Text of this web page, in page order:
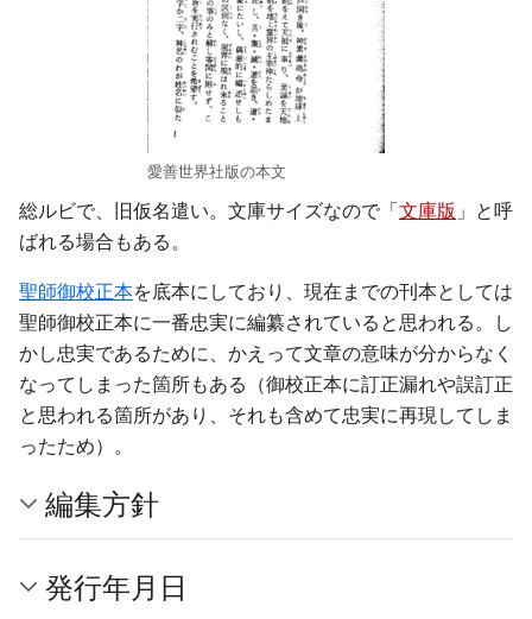
愛善世界社版の本文
総ルビで、旧仮名遣い。文庫サイズなので「文庫版 」と呼
ばれる場合もある。
聖師御校正本を底本にしており、現在までの刊本としては
聖師御校正本に一番忠実に編纂されていると思われる。し
かし忠実であるために、かえって文章の意味が分からなく
なってしまった箇所もある（御校正本に訂正漏れや誤訂正
と思われる箇所があり、それも含めて忠実に再現してしま
ったため）。
編集方針
発行年月日